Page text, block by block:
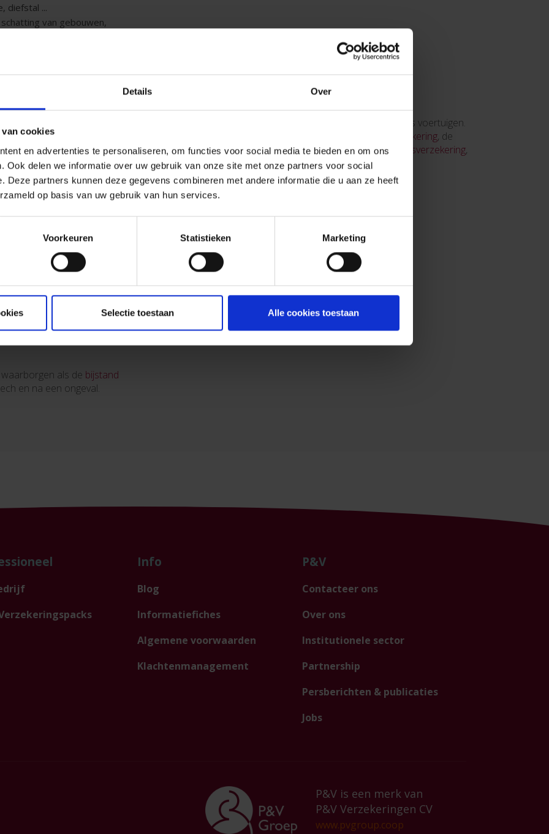
Details Over
cookies
en advertenties te personaliseren, om functies voor social media te bieden en om ons
Ook delen we informatie over uw gebruik van onze site met onze partners voor social
Deze partners kunnen deze gegevens combineren met andere informatie die u aan ze heeft
op basis van uw gebruik van hun services.
Voorkeuren Statistieken Marketing
Selectie toestaan Alle cookies toestaan
diefstal ...
van gebouwen,
wij verschillende
de Overheidsinstellingen:
passen en die
veroorzaken.
dekking voor uw activiteiten
oplossing voor scholen
P&V biedt een aangepaste en optimale dekking voor alle types voertuigen.
BA-autoverzekering, de
mini-omnium, deomnium, de rechtsbijstanden debestuurdersverzekering,
bieden wij:
dekking ingebouwd materiaal;
dekking Omnium opdracht;
premievermindering in functie van afgelegde kilometers;
versnelde expertises bij ongevallen.
Meer weten?Contacteer uw AMI
als de bijstand
en na een ongeval.
Info
Blog
Informatiefiches
Algemene voorwaarden
Klachtenmanagement
P&V
Contacteer ons
Over ons
Institutionele sector
Partnership
Persberichten & publicaties
Jobs
P&V is een merk van
P&V Verzekeringen CV
www.pvgroup.coop